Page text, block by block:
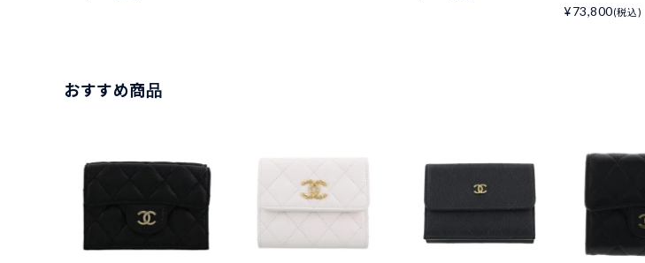
¥73,800(税込)
おすすめ商品